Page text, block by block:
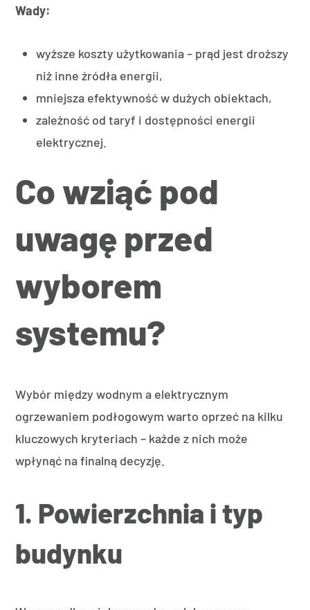
Wady:
wyższe koszty użytkowania – prąd jest droższy
niż inne źródła energii,
mniejsza efektywność w dużych obiektach,
zależność od taryf i dostępności energii
elektrycznej.
Co wziąć pod
uwagę przed
wyborem
systemu?
Wybór między wodnym a elektrycznym
ogrzewaniem podłogowym warto oprzeć na kilku
kluczowych kryteriach – każde z nich może
wpłynąć na finalną decyzję.
1. Powierzchnia i typ
budynku